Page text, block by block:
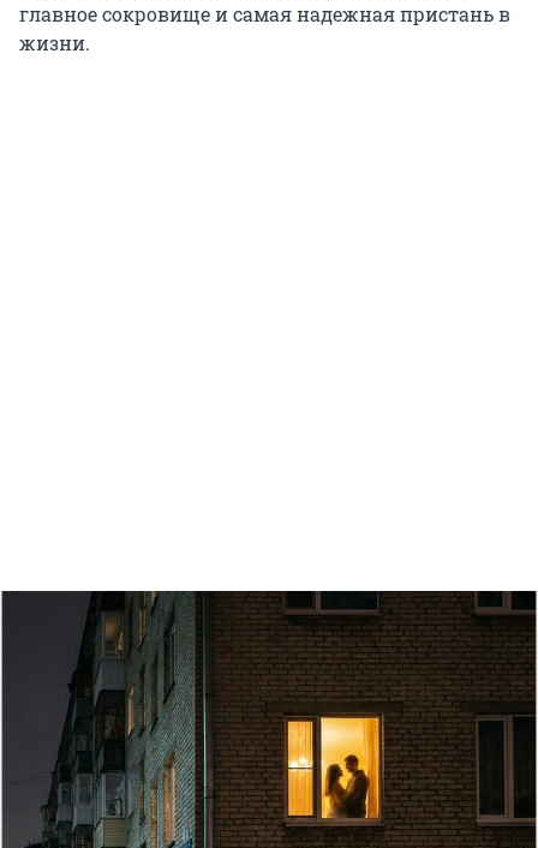
главное сокровище и самая надежная пристань в
жизни.